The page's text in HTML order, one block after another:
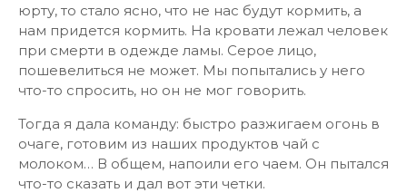
юрту, то стало ясно, что не нас будут кормить, а
нам придется кормить. На кровати лежал человек
при смерти в одежде ламы. Серое лицо,
пошевелиться не может. Мы попытались у него
что-то спросить, но он не мог говорить.
Тогда я дала команду: быстро разжигаем огонь в
очаге, готовим из наших продуктов чай с
молоком… В общем, напоили его чаем. Он пытался
что-то сказать и дал вот эти четки.